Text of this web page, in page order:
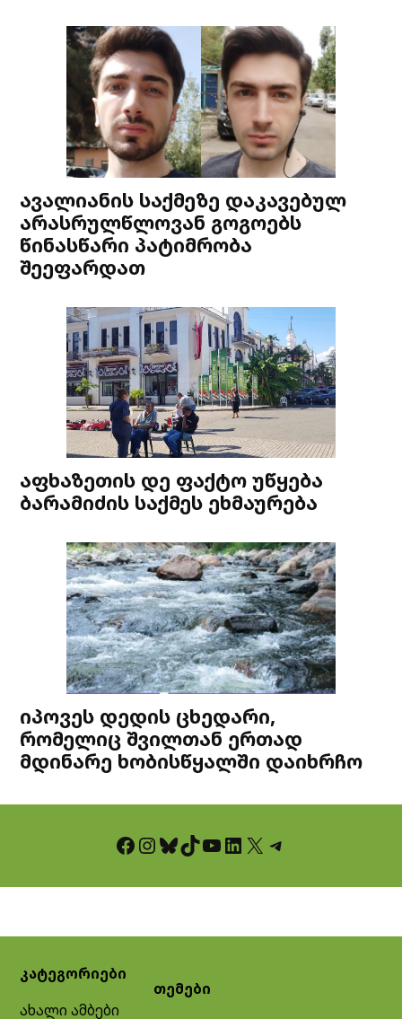
ავალიანის საქმეზე დაკავებულ
არასრულწლოვან გოგოებს
წინასწარი პატიმრობა
შეეფარდათ
აფხაზეთის დე ფაქტო უწყება
ბარამიძის საქმეს ეხმაურება
იპოვეს დედის ცხედარი,
რომელიც შვილთან ერთად
მდინარე ხობისწყალში დაიხრჩო
Facebook InstagramBluesky TikTok YouTube LinkedIn X Telegram
კატეგორიები
ახალი ამბები
თემები